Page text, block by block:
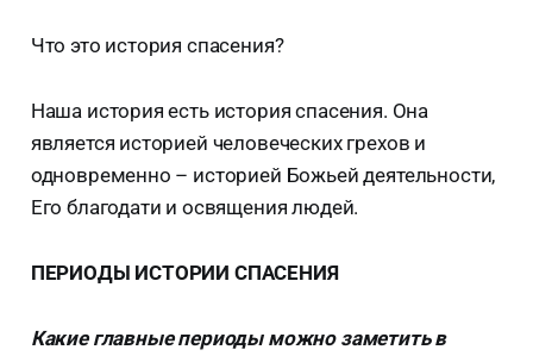
Что это история спасения?
Наша история есть история спасения. Она
является историей человеческих грехов и
одновременно – историей Божьей деятельности,
Его благодати и освящения людей.
ПЕРИОДЫ ИСТОРИИ СПАСЕНИЯ
Какие главные периоды можно заметить в